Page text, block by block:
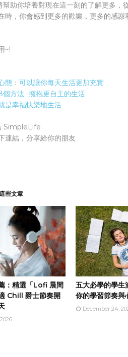
幫助你培養對現在這一刻的了解更多，
時，你會感到更多的歡樂，更多的感謝
~!
態：可以讓你每天生活更加充實
個方法 -擁抱更自主的生活
是幸福快樂地生活
SimpleLife
連結，分享給你的朋友
些文章
：精選「Lofi 晨間
Chill 爵士節奏開
五大必學的學生
你的學習節奏與
December 24,